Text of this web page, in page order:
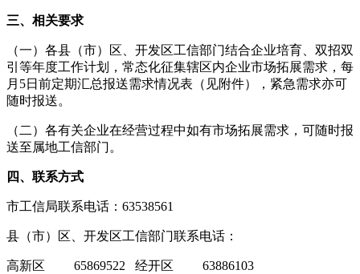
三、相关要求
（一）各县（市）区、开发区工信部门结合企业培育、双招双
引等年度工作计划，常态化征集辖区内企业市场拓展需求，每
月5日前定期汇总报送需求情况表（见附件），紧急需求亦可
随时报送。
（二）各有关企业在经营过程中如有市场拓展需求，可随时报
送至属地工信部门。
四、联系方式
市工信局联系电话：63538561
县（市）区、开发区工信部门联系电话：
高新区 65869522 经开区 63886103